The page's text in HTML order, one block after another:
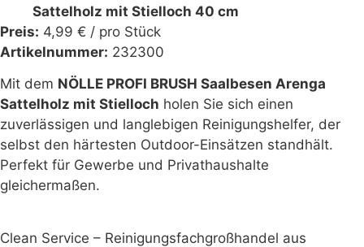
Sattelholz mit Stielloch 40 cm
Preis: 4,99 € / pro Stück
Artikelnummer: 232300
Mit dem NÖLLE PROFI BRUSH Saalbesen Arenga
Sattelholz mit Stielloch holen Sie sich einen
zuverlässigen und langlebigen Reinigungshelfer, der
selbst den härtesten Outdoor-Einsätzen standhält.
Perfekt für Gewerbe und Privathaushalte
gleichermaßen.
Clean Service – Reinigungsfachgroßhandel aus